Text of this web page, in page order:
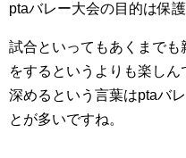
ptaバレー大会の目的は保
試合といってもあくまで
をするというよりも楽し
深めるという言葉はptaバ
とが多いですね。